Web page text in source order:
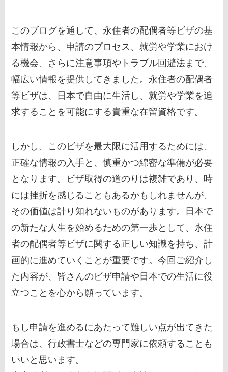
このブログを通して、永住者の配偶者等ビザの基
本情報から、申請のプロセス、就労や学業におけ
る機会、さらに注意事項やトラブル回避法まで、
幅広い情報を提供してきました。永住者の配偶者
等ビザは、日本で自由に生活し、就労や学業を追
求することを可能にする貴重な在留資格です。
しかし、このビザを最大限に活用するためには、
正確な情報の入手と、慎重かつ綿密な準備が必要
となります。ビザ取得の道のりは複雑であり、時
には挫折を感じることもあるかもしれませんが、
その価値は計り知れないものがあります。日本で
の新たな人生を始めるための第一歩として、永住
者の配偶者等ビザに関する正しい知識を持ち、計
画的に進めていくことが重要です。今回ご紹介し
た内容が、皆さんのビザ申請や日本での生活に役
立つことを心から願っています。
もし申請を進めるにあたって難しい点が出てきた
場合は、行政書士などの専門家に依頼することも
いいと思います。